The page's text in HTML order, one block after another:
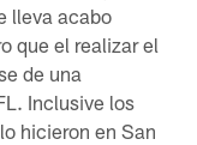
lleva acabo
que el realizar el
de una
Inclusive los
hicieron en San